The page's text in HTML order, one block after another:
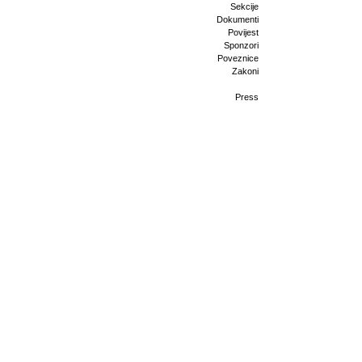
Sekcije
Dokumenti
Povijest
Sponzori
Poveznice
Zakoni
Press